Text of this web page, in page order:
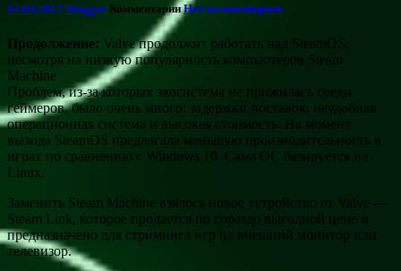
03.03.2017 Blogger КомментарииНет комментариев
Продолжение: Valve продолжит работать над SteamOS,
несмотря на низкую популярность компьютеров Steam
Machine
Проблем, из-за которых экосистема не прижилась среди
геймеров, было очень много: задержки поставок, неудобная
операционная система и высокая стоимость. На момент
выхода SteamOS предлагала меньшую производительность в
играх по сравнению с Windows 10. Сама ОС базируется на
Linux.
Заменить Steam Machine взялось новое устройство от Valve —
Steam Link, которое продается по гораздо выгодной цене и
предназначено для стриминга игр на внешний монитор или
телевизор.